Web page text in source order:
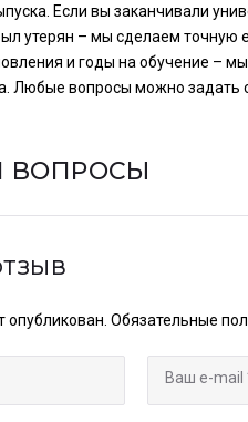
Если вы заканчивали
утерян – мы сделаем
и годы на обучение –
Любые вопросы можно задать
ВОПРОСЫ
опубликован. Обязательные